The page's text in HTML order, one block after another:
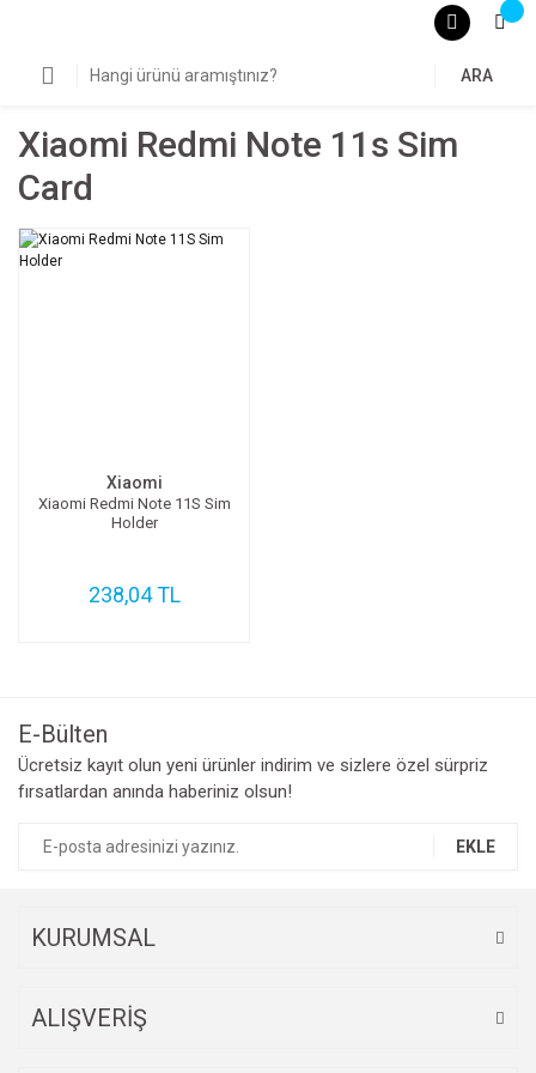
ARA
Xiaomi Redmi Note 11s Sim
Card
Xiaomi
Xiaomi Redmi Note 11S Sim
Holder
238,04 TL
E-Bülten
Ücretsiz kayıt olun yeni ürünler indirim ve sizlere özel sürpriz
fırsatlardan anında haberiniz olsun!
EKLE
KURUMSAL
ALIŞVERİŞ